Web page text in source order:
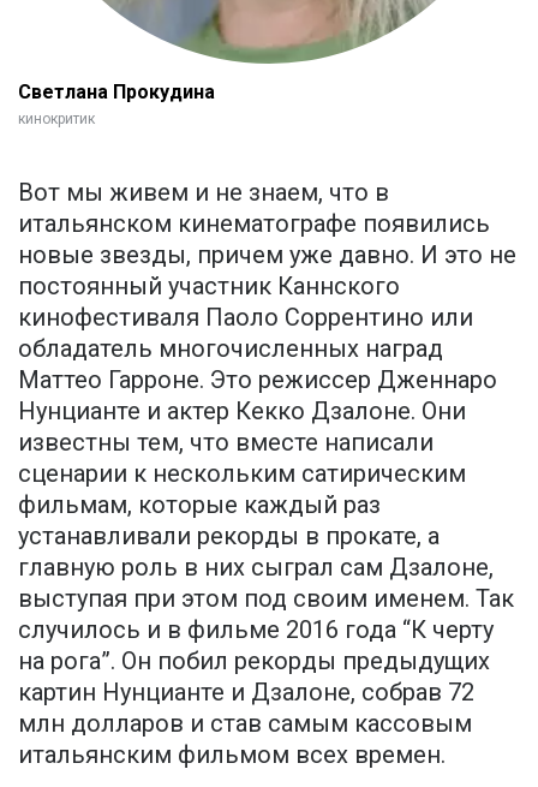
Светлана Прокудина
кинокритик
Вот мы живем и не знаем, что в
итальянском кинематографе появились
новые звезды, причем уже давно. И это не
постоянный участник Каннского
кинофестиваля Паоло Соррентино или
обладатель многочисленных наград
Маттео Гарроне. Это режиссер Дженнаро
Нунцианте и актер Кекко Дзалоне. Они
известны тем, что вместе написали
сценарии к нескольким сатирическим
фильмам, которые каждый раз
устанавливали рекорды в прокате, а
главную роль в них сыграл сам Дзалоне,
выступая при этом под своим именем. Так
случилось и в фильме 2016 года “К черту
на рога”. Он побил рекорды предыдущих
картин Нунцианте и Дзалоне, собрав 72
млн долларов и став самым кассовым
итальянским фильмом всех времен.